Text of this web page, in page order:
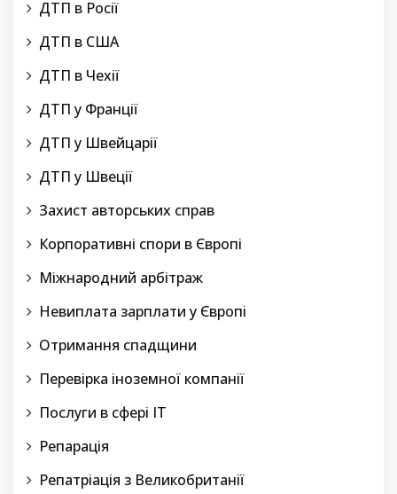
ДТП в Росії
ДТП в США
ДТП в Чехії
ДТП у Франції
ДТП у Швейцарії
ДТП у Швеції
Захист авторських справ
Корпоративні спори в Європі
Міжнародний арбітраж
Невиплата зарплати у Європі
Отримання спадщини
Перевірка іноземної компанії
Послуги в сфері IT
Репарація
Репатріація з Великобританії